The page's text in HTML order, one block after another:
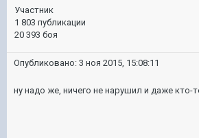
Участник
1 803 публикации
20 393 боя
Опубликовано: 3 ноя 2015, 15:08:11
ну надо же, ничего не нарушил и даже кто-